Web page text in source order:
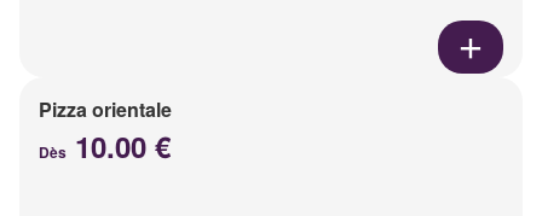
Pizza orientale
Dès 10.00 €